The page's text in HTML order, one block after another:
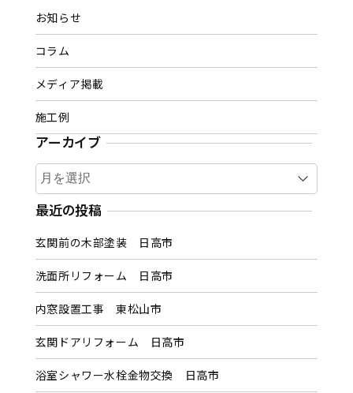
お知らせ
コラム
メディア掲載
施工例
アーカイブ
ア
ー
カ
ブ
最近の投稿
玄関前の木部塗装 日高市
洗面所リフォーム 日高市
内窓設置工事 東松山市
玄関ドアリフォーム 日高市
浴室シャワー水栓金物交換 日高市